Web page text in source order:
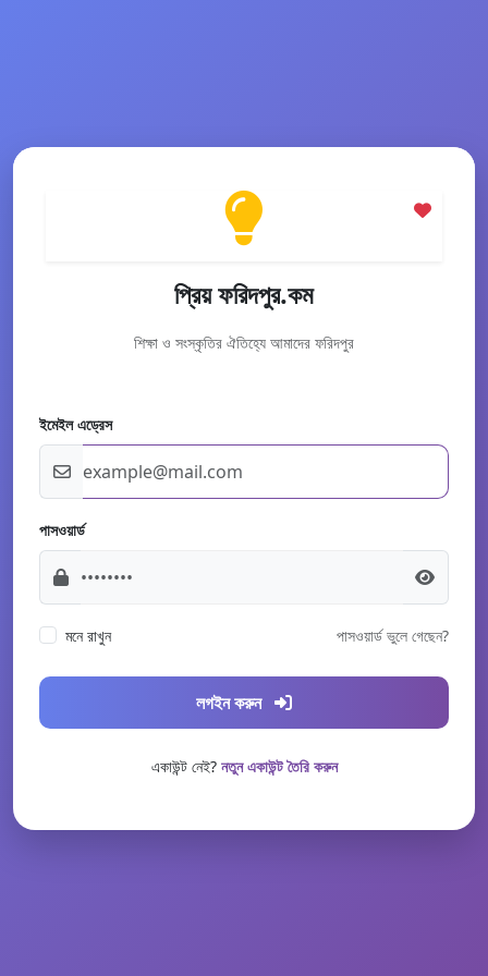
প্রিয় ফরিদপুর.কম
শিক্ষা ও সংস্কৃতির ঐতিহ্যে আমাদের ফরিদপুর
ইমেইল এড্রেস
পাসওয়ার্ড
মনে রাখুন পাসওয়ার্ড ভুলে গেছেন?
লগইন করুন
একাউন্ট নেই? নতুন একাউন্ট তৈরি করুন